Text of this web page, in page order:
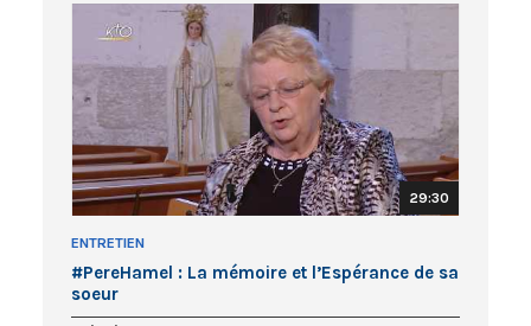
29:30
ENTRETIEN
#PereHamel : La mémoire et l’Espérance de sa
soeur